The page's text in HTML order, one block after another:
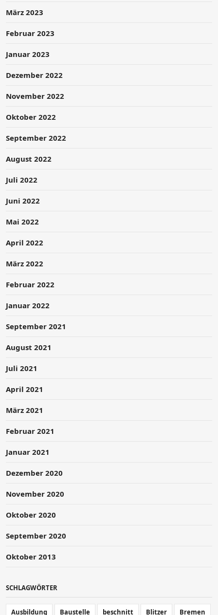
März 2023
Februar 2023
Januar 2023
Dezember 2022
November 2022
Oktober 2022
September 2022
August 2022
Juli 2022
Juni 2022
Mai 2022
April 2022
März 2022
Februar 2022
Januar 2022
September 2021
August 2021
Juli 2021
April 2021
März 2021
Februar 2021
Januar 2021
Dezember 2020
November 2020
Oktober 2020
September 2020
Oktober 2013
SCHLAGWÖRTER
Ausbildung Baustelle beschnitt Blitzer Bremen